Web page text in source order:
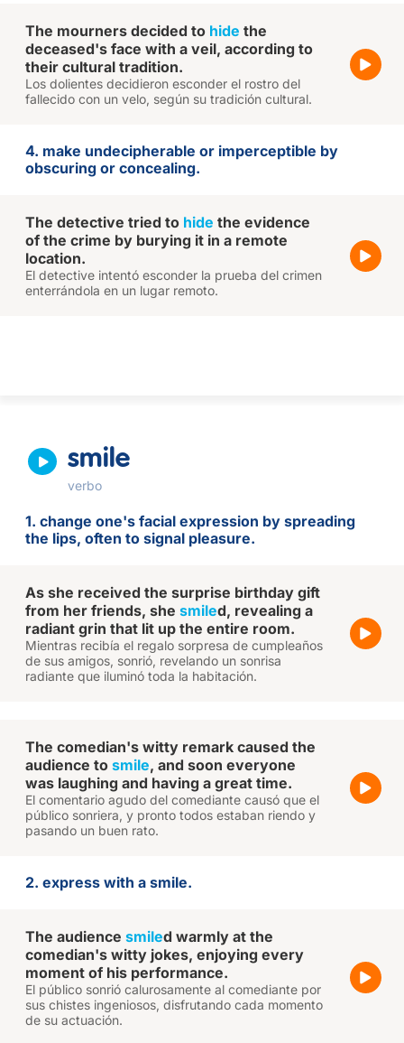
The mourners decided to hide the
deceased's face with a veil, according to
their cultural tradition.
Los dolientes decidieron esconder el rostro del
fallecido con un velo, según su tradición cultural.
4. make undecipherable or imperceptible by
obscuring or concealing.
The detective tried to hide the evidence
of the crime by burying it in a remote
location.
El detective intentó esconder la prueba del crimen
enterrándola en un lugar remoto.
smile
verbo
1. change one's facial expression by spreading
the lips, often to signal pleasure.
As she received the surprise birthday gift
from her friends, she smiled, revealing a
radiant grin that lit up the entire room.
Mientras recibía el regalo sorpresa de cumpleaños
de sus amigos, sonrió, revelando un sonrisa
radiante que iluminó toda la habitación.
The comedian's witty remark caused the
audience to smile, and soon everyone
was laughing and having a great time.
El comentario agudo del comediante causó que el
público sonriera, y pronto todos estaban riendo y
pasando un buen rato.
2. express with a smile.
The audience smiled warmly at the
comedian's witty jokes, enjoying every
moment of his performance.
El público sonrió calurosamente al comediante por
sus chistes ingeniosos, disfrutando cada momento
de su actuación.